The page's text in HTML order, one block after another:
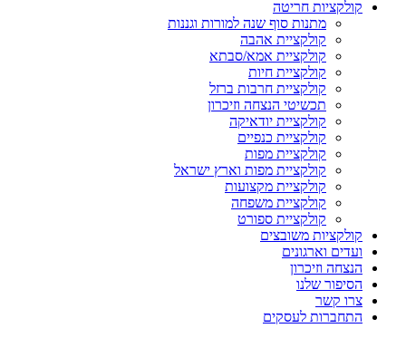
קולקציות חריטה
מתנות סוף שנה למורות וגננות
קולקציית אהבה
קולקציית אמא/סבתא
קולקציית חיות
קולקציית חרבות ברזל
תכשיטי הנצחה וזיכרון
קולקציית יודאיקה
קולקציית כנפיים
קולקציית מפות
קולקציית מפות וארץ ישראל
קולקציית מקצועות
קולקציית משפחה
קולקציית ספורט
קולקציות משובצים
ועדים וארגונים
הנצחה וזיכרון
הסיפור שלנו
צרו קשר
התחברות לעסקים